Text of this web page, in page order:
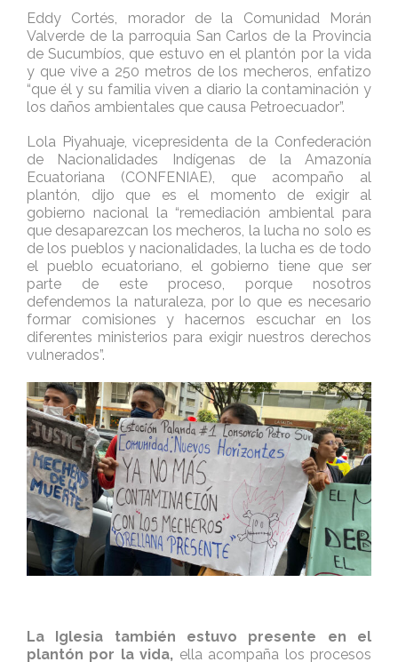
Eddy Cortés, morador de la Comunidad Morán
Valverde de la parroquia San Carlos de la Provincia
de Sucumbíos, que estuvo en el plantón por la vida
y que vive a 250 metros de los mecheros, enfatizo
“que él y su familia viven a diario la contaminación y
los daños ambientales que causa Petroecuador”.
Lola Piyahuaje, vicepresidenta de la Confederación
de Nacionalidades Indígenas de la Amazonía
Ecuatoriana (CONFENIAE), que acompaño al
plantón, dijo que es el momento de exigir al
gobierno nacional la “remediación ambiental para
que desaparezcan los mecheros, la lucha no solo es
de los pueblos y nacionalidades, la lucha es de todo
el pueblo ecuatoriano, el gobierno tiene que ser
parte de este proceso, porque nosotros
defendemos la naturaleza, por lo que es necesario
formar comisiones y hacernos escuchar en los
diferentes ministerios para exigir nuestros derechos
vulnerados”.
La Iglesia también estuvo presente en el
plantón por la vida, ella acompaña los procesos